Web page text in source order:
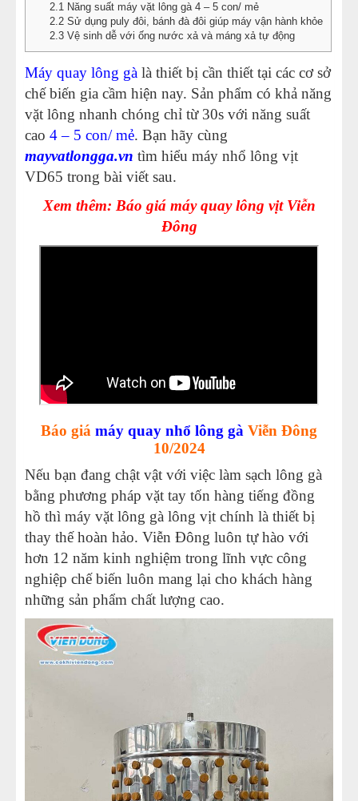
2.1Năng suất máy vặt lông gà 4 – 5 con/ mẻ
2.2Sử dụng puly đôi, bánh đà đôi giúp máy vận hành khỏe
2.3Vệ sinh dễ với ống nước xả và máng xả tự động
Máy quay lông gà là thiết bị cần thiết tại các cơ sở
chế biến gia cầm hiện nay. Sản phẩm có khả năng
vặt lông nhanh chóng chỉ từ 30s với năng suất
cao 4 – 5 con/ mẻ. Bạn hãy cùng
mayvatlongga.vn tìm hiểu máy nhổ lông vịt
VD65 trong bài viết sau.
Xem thêm: Báo giá máy quay lông vịt Viễn
Đông
Báo giá máy quay nhổ lông gà Viễn Đông
10/2024
Nếu bạn đang chật vật với việc làm sạch lông gà
bằng phương pháp vặt tay tốn hàng tiếng đồng
hồ thì máy vặt lông gà lông vịt chính là thiết bị
thay thế hoàn hảo. Viễn Đông luôn tự hào với
hơn 12 năm kinh nghiệm trong lĩnh vực công
nghiệp chế biến luôn mang lại cho khách hàng
những sản phẩm chất lượng cao.